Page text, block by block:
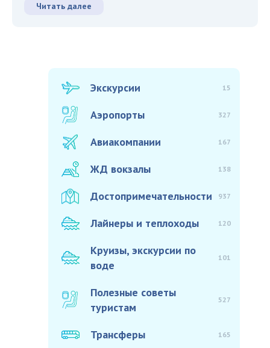
Читать далее
Экскурсии 15
Аэропорты 327
Авиакомпании 167
ЖД вокзалы 138
Достопримечательности 937
Лайнеры и теплоходы 120
Круизы, экскурсии по
воде
101
Полезные советы
туристам
527
Трансферы 165